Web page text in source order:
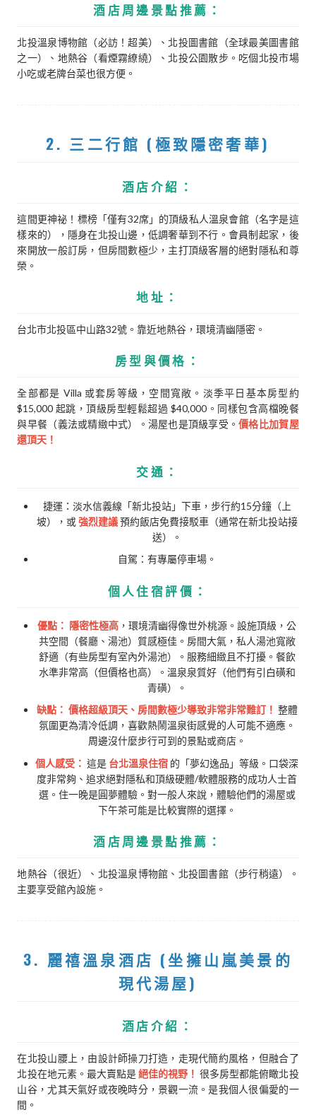
酒店周邊景點推薦：
北投溫泉博物館（必訪！超美）、北投圖書館（全球最美圖書館
之一）、地熱谷（看煙霧繚繞）、北投公園散步。吃個北投市場
小吃或老牌台菜也很方便。
2. 三二行館 (極致隱密奢華)
酒店介紹：
這間更神祕！標榜「僅有32席」的頂級私人溫泉會館（名字是這
樣來的），隱身在北投山邊，低調奢華到不行。會員制起家，後
來開放一般訂房，但房間數極少，主打頂級客層的絕對隱私和尊
榮。
地址：
台北市北投區中山路32號。靠近地熱谷，環境清幽隱密。
房型與價格：
全部都是 Villa 或套房等級，空間寬敞。淡季平日基本房型約
$15,000 起跳，頂級房型輕鬆超過 $40,000。同樣包含高檔晚餐
與早餐（義法或精緻中式）。湯屋也是頂級享受。價格比加賀屋
還頂天！
交通：
捷運：淡水信義線「新北投站」下車，步行約15分鐘（上
坡），或 強烈建議預約飯店免費接駁車（通常在新北投站接
送）。
自駕：有專屬停車場。
個人住宿評價：
優點： 隱密性極高 ，環境清幽得像世外桃源。設施頂級，公
共空間（餐廳、湯池）質感極佳。房間大氣，私人湯池寬敞
舒適（有些房型有室內外湯池）。服務細緻且不打擾。餐飲
水準非常高（但價格也高）。溫泉泉質好（他們有引白磺和
青磺）。
缺點： 價格超級頂天、房間數極少導致非常非常難訂！ 整體
氛圍更為清冷低調，喜歡熱鬧溫泉街感覺的人可能不適應。
周邊沒什麼步行可到的景點或商店。
個人感受： 這是 台北溫泉住宿 的「夢幻逸品」等級。口袋深
度非常夠、追求絕對隱私和頂級硬體/軟體服務的成功人士首
選。住一晚是圓夢體驗。對一般人來說，體驗他們的湯屋或
下午茶可能是比較實際的選擇。
酒店周邊景點推薦：
地熱谷（很近）、北投溫泉博物館、北投圖書館（步行稍遠）。
主要享受館內設施。
3. 麗禧溫泉酒店 (坐擁山嵐美景的
現代湯屋)
酒店介紹：
在北投山腰上，由設計師操刀打造，走現代簡約風格，但融合了
北投在地元素。最大賣點是絕佳的視野！ 很多房型都能俯瞰北投
山谷，尤其天氣好或夜晚時分，景觀一流。是我個人很偏愛的一
間。